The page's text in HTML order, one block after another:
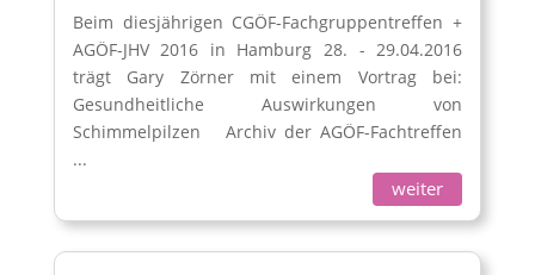
Beim diesjährigen CGÖF-Fachgruppentreffen +
AGÖF-JHV 2016 in Hamburg 28. - 29.04.2016
trägt Gary Zörner mit einem Vortrag bei:
Gesundheitliche Auswirkungen von
Schimmelpilzen Archiv der AGÖF-Fachtreffen
...
weiter